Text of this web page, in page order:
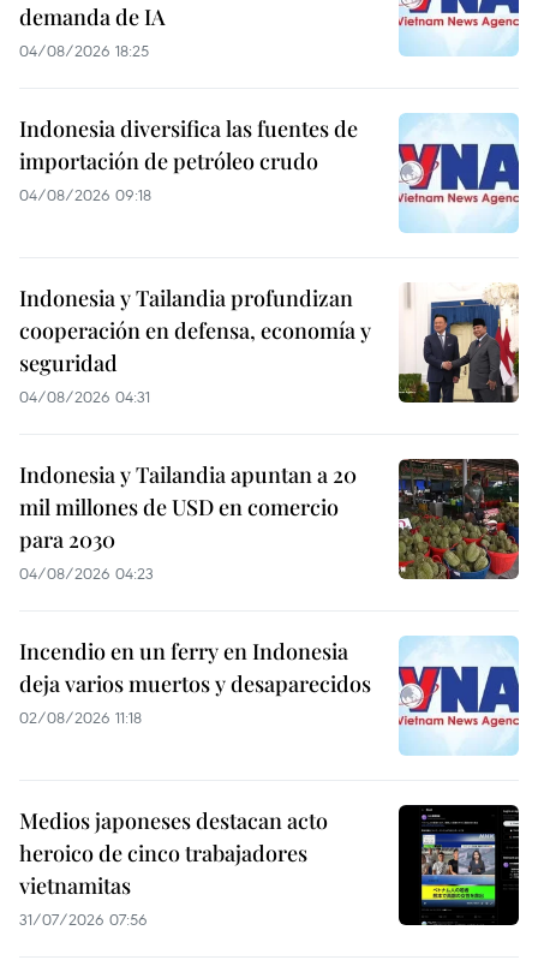
demanda de IA
04/08/2026 18:25
Indonesia diversifica las fuentes de
importación de petróleo crudo
04/08/2026 09:18
Indonesia y Tailandia profundizan
cooperación en defensa, economía y
seguridad
04/08/2026 04:31
Indonesia y Tailandia apuntan a 20
mil millones de USD en comercio
para 2030
04/08/2026 04:23
Incendio en un ferry en Indonesia
deja varios muertos y desaparecidos
02/08/2026 11:18
Medios japoneses destacan acto
heroico de cinco trabajadores
vietnamitas
31/07/2026 07:56